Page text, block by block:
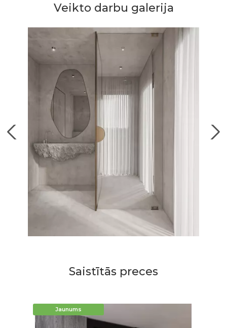
Veikto darbu galerija
Saistītās preces
Jaunums